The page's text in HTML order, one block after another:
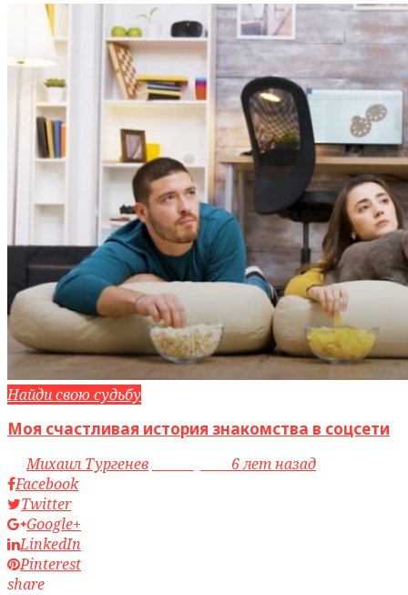
Найди свою судьбу
Моя счастливая история знакомства в соцсети
byМихаил Тургенев
6 лет назад
Facebook
Twitter
Google+
LinkedIn
Pinterest
share